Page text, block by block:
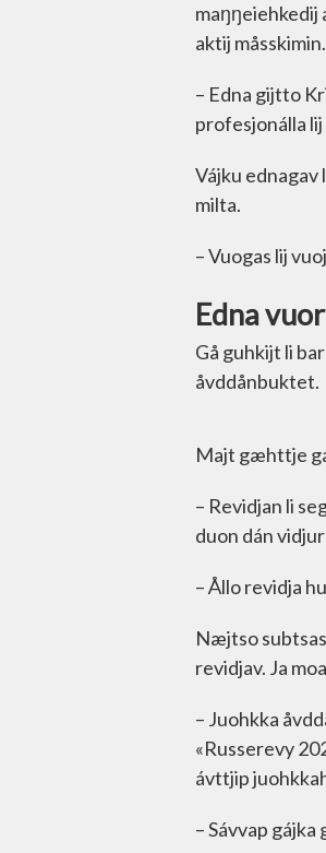
maŋŋeiehkedij
aktij måsskimin.
– Edna gijtto
profesjonálla
Vájku ednagav
milta.
– Vuogas lij
Edna
Gå guhkijt li
åvddånbuktet.
Majt gæhttje
– Revidjan li
duon dán
– Ållo revidja
Næjtso
revidjav. Ja
– Juohkka
«Russerevy
ávttjip
– Sávvap